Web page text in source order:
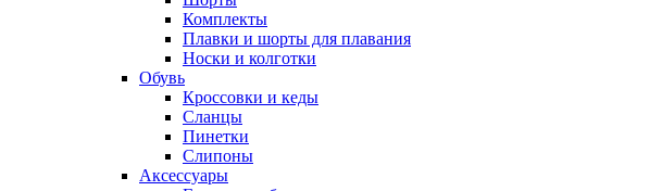
Комплекты
Плавки и шорты для плавания
Носки и колготки
Обувь
Кроссовки и кеды
Сланцы
Пинетки
Слипоны
Аксессуары